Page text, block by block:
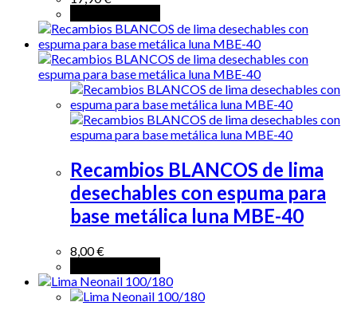
Recambios BLANCOS de lima
desechables con espuma para
base metálica luna MBE-40
8,00€